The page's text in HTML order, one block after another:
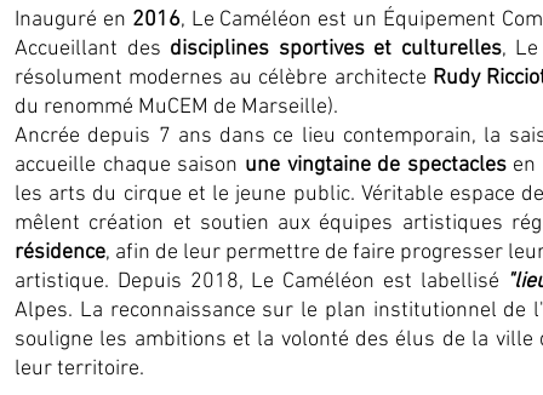
Inauguré en 2016, Le Caméléon est un Équipement
Accueillant des disciplines sportives et culturelles,
résolument modernes au célèbre architecte Rudy
du renommé MuCEM de Marseille).
Ancrée depuis 7 ans dans ce lieu contemporain, la
accueille chaque saison une vingtaine de spectacles en
les arts du cirque et le jeune public. Véritable espace
mêlent création et soutien aux équipes artistiques
résidence, afin de leur permettre de faire progresser
artistique. Depuis 2018, Le Caméléon est labellisé
Alpes. La reconnaissance sur le plan institutionnel de
souligne les ambitions et la volonté des élus de la
leur territoire.